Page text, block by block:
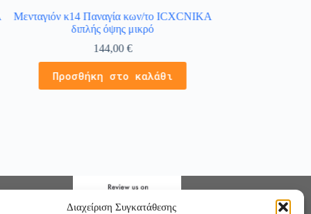
Διαχείριση Συγκατάθεσης
Μενταγιόν κ14 Παναγία κων/το ICXCNIKA
διπλής όψης μικρό
144,00€
Προσθήκη στο καλάθι